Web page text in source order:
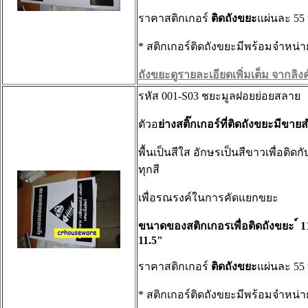
ราคาสติกเกอร์ ติดถังขยะแผ่นละ 55
* สติกเกอร์ติดถังขยะมีพร้อมจำหน่
ถังขยะดูรายละเอียดเพิ่มเต็ม จากลิ
รหัส 001-S03 ชยะมูลฝอยย่อยสลาย
ตัวอย่างสติ๊กเกอร์ที่ติดถังขยะมีขาย
พื้นเป็นสีใส อักษรเป็นสีขาวเพื่อติดกั
ทุกสี
เพื่อรณรงค์ในการคัดแยกขยะ
ขนาดของสติกเกอรเพื่อติดถังขยะ
11.5"
ราคาสติกเกอร์ ติดถังขยะแผ่นละ 55
* สติกเกอร์ติดถังขยะมีพร้อมจำหน่